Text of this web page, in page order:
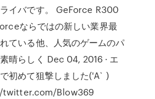
イバです。 GeForce R300
ならではの新しい業界最
ている他、人気のゲームのパ
晴らしく Dec 04, 2016 · エ
初めて狙撃しました('A` )
twitter.com/Blow369